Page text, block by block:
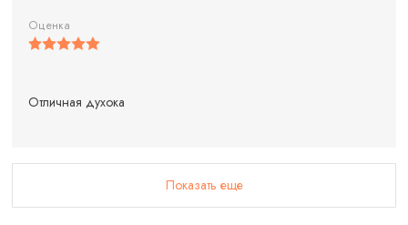
Оценка
Отличная духока
Показать еще